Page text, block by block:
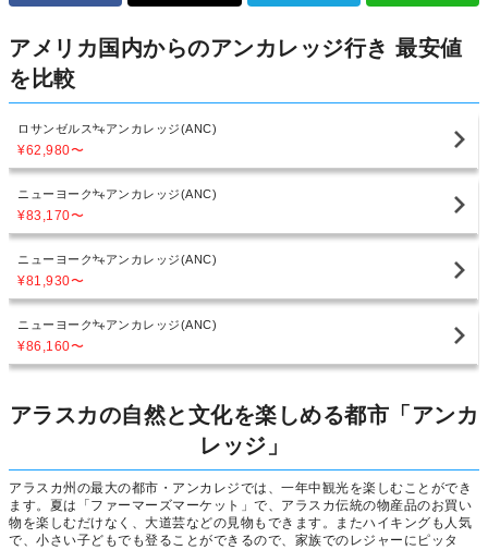
アメリカ国内からのアンカレッジ行き 最安値
を比較
ロサンゼルス アンカレッジ(ANC)
¥62,980〜
ニューヨーク アンカレッジ(ANC)
¥83,170〜
ニューヨーク アンカレッジ(ANC)
¥81,930〜
ニューヨーク アンカレッジ(ANC)
¥86,160〜
アラスカの自然と文化を楽しめる都市「アンカ
レッジ」
アラスカ州の最大の都市・アンカレジでは、一年中観光を楽しむことができ
ます。夏は「ファーマーズマーケット」で、アラスカ伝統の物産品のお買い
物を楽しむだけなく、大道芸などの見物もできます。またハイキングも人気
で、小さい子どもでも登ることができるので、家族でのレジャーにピッタ